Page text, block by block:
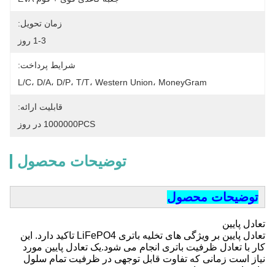
زمان تحویل:
1-3 روز
شرایط پرداخت:
L/C، D/A، D/P، T/T، Western Union، MoneyGram
قابلیت ارائه:
1000000PCS در روز
توضیحات محصول
توضیحات محصول
تعادل پایین
تعادل پایین بر ویژگی های تخلیه باتری LiFePO4 تاکید دارد. این
کار با تعادل ظرفیت باتری انجام می شود.یک تعادل پایین مورد
نیاز است زمانی که تفاوت قابل توجهی در ظرفیت تمام سلول